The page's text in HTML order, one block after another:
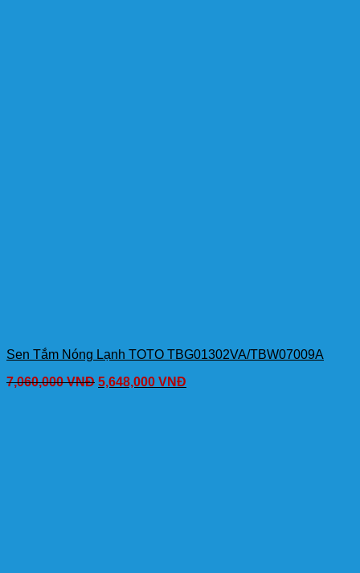
Sen Tắm Nóng Lạnh TOTO TBG01302VA/TBW07009A
7,060,000VNĐ 5,648,000 VNĐ